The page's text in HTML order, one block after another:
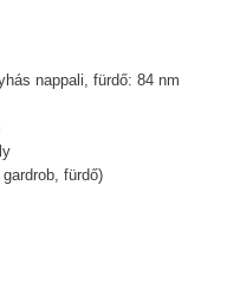
nappali, fürdő: 84 nm
fürdő)